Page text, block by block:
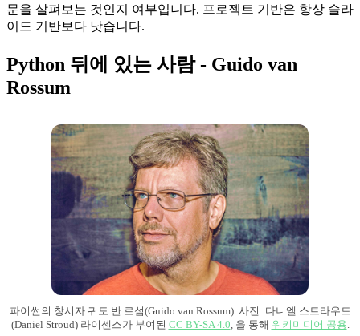
문을 살펴보는 것인지 여부입니다. 프로젝트 기반은 항상 슬라
이드 기반보다 낫습니다.
Python 뒤에 있는 사람 - Guido van
Rossum
파이썬의 창시자 귀도 반 로섬(Guido van Rossum). 사진: 다니엘 스트라우드
(Daniel Stroud) 라이센스가 부여된 CC BY-SA 4.0, 을 통해 위키미디어 공용.